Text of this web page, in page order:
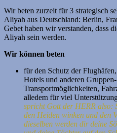
Wir beten zurzeit für 3 strategisch
Aliyah aus Deutschland: Berlin,
Gebet haben wir verstanden, dass
Aliyah sein werden.
Wir können beten
für den Schutz der
Hotels und anderen
Transportmöglichkeiten,
alledem für viel
spricht Gott der HERR also:
den Heiden winken und den
dieselben werden dir deine